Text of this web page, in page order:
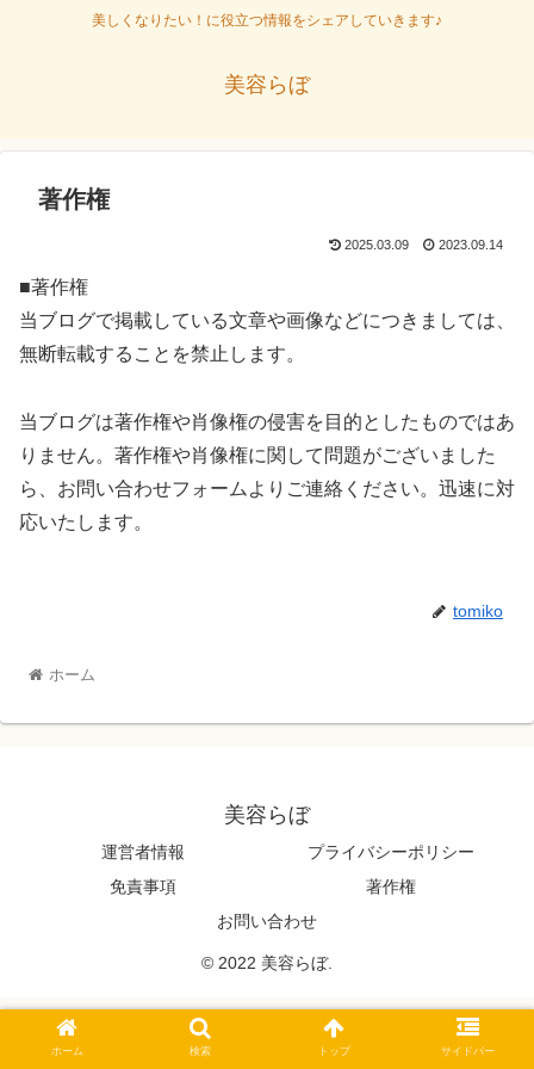
美しくなりたい！に役立つ情報をシェアしていきます♪
美容らぼ
著作権
2025.03.09 2023.09.14
■著作権
当ブログで掲載している文章や画像などにつきましては、
無断転載することを禁止します。
当ブログは著作権や肖像権の侵害を目的としたものではあ
りません。著作権や肖像権に関して問題がございました
ら、お問い合わせフォームよりご連絡ください。迅速に対
応いたします。
tomiko
ホーム
美容らぼ
運営者情報
プライバシーポリシー
免責事項
著作権
お問い合わせ
© 2022 美容らぼ.
ホーム 検索 トップ サイドバー